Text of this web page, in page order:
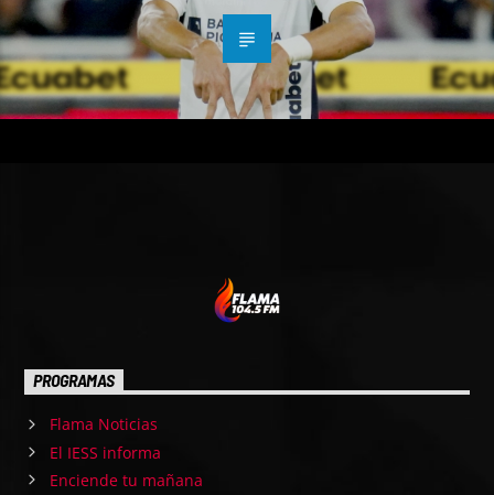
PROGRAMAS
Flama Noticias
El IESS informa
Enciende tu mañana